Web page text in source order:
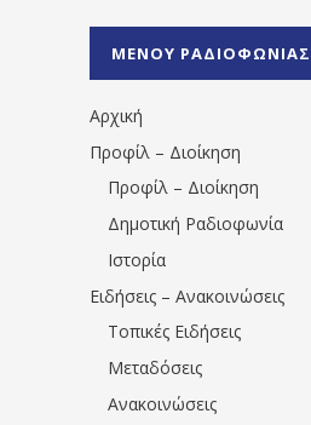
1531194763766854/"
ΜΕΝΟΥ ΡΑΔΙΟΦΩΝΙΑΣ
Αρχική
Προφίλ – Διοίκηση
Προφίλ – Διοίκηση
Δημοτική Ραδιοφωνία
Ιστορία
Ειδήσεις – Ανακοινώσεις
Τοπικές Ειδήσεις
Μεταδόσεις
Ανακοινώσεις